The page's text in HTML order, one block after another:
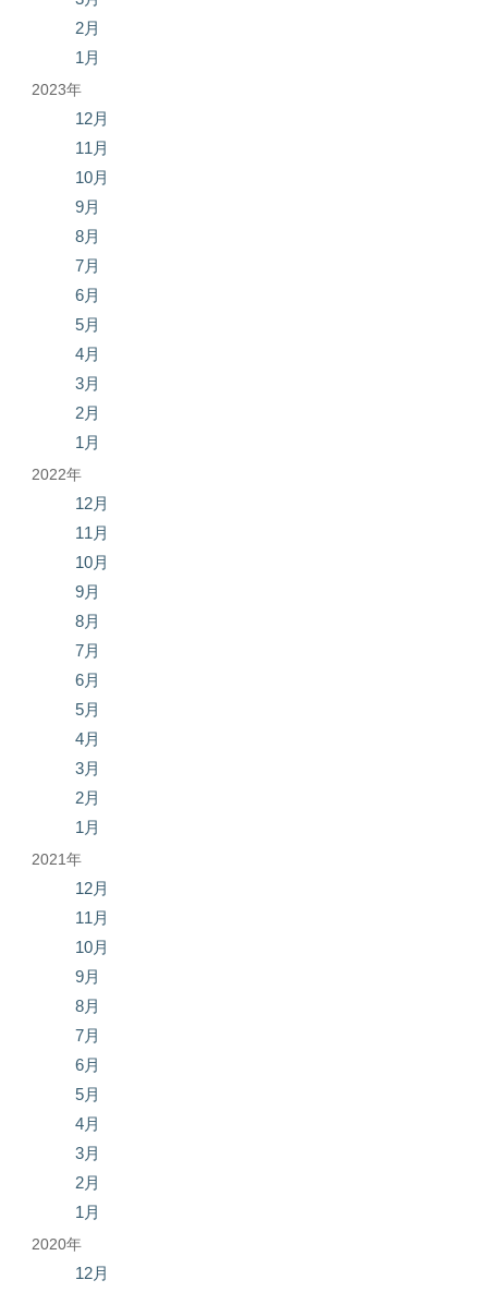
2月
1月
2023年
12月
11月
10月
9月
8月
7月
6月
5月
4月
3月
2月
1月
2022年
12月
11月
10月
9月
8月
7月
6月
5月
4月
3月
2月
1月
2021年
12月
11月
10月
9月
8月
7月
6月
5月
4月
3月
2月
1月
2020年
12月